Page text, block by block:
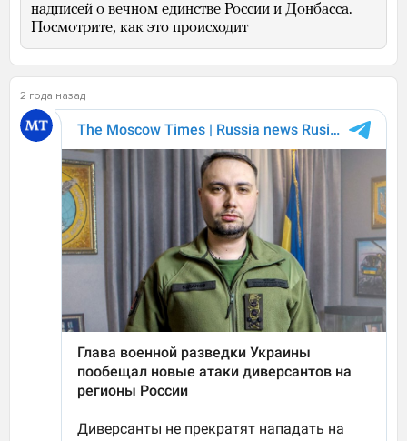
надписей о вечном единстве России и Донбасса.
Посмотрите, как это происходит
2 года назад